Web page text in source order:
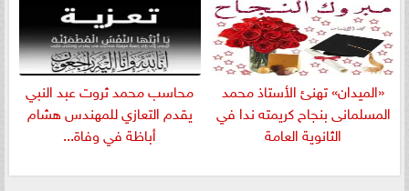
«الميدان» تهنئ الأستاذ محمد
المسلمانى بنجاح كريمته ندا في
الثانوية العامة
​محاسب محمد ثروت عبد النبي
يقدم التعازي للمهندس هشام
أباظة في وفاة...